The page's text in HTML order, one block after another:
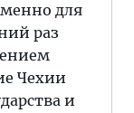
для
раз
Чехии
и